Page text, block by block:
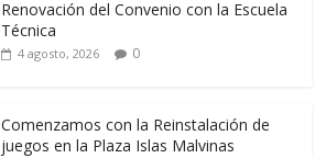
Renovación del Convenio con la Escuela
Técnica
4 agosto, 2026 0
Comenzamos con la Reinstalación de
juegos en la Plaza Islas Malvinas